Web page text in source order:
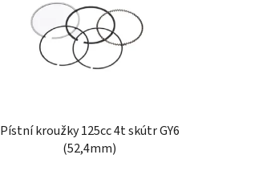
k
Pístní kroužky 125cc 4t skútr GY6
(52,4mm)